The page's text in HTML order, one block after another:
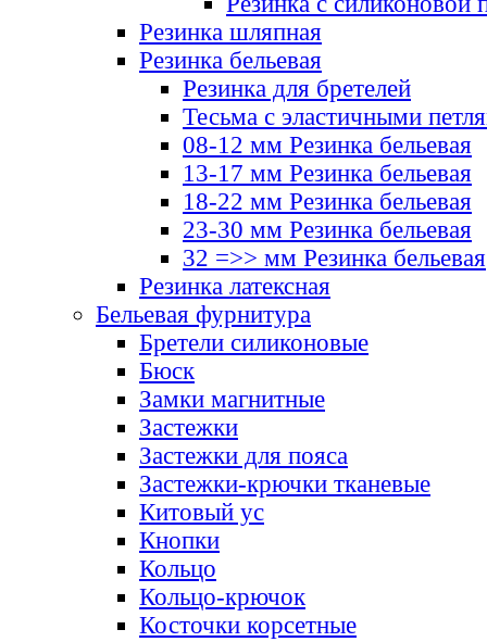
Резинка шляпная
Резинка бельевая
Резинка для бретелей
Тесьма с эластичными
08-12 мм Резинка бельевая
13-17 мм Резинка бельевая
18-22 мм Резинка бельевая
23-30 мм Резинка бельевая
32 =>> мм Резинка бельевая
Резинка латексная
Бельевая фурнитура
Бретели силиконовые
Бюск
Замки магнитные
Застежки
Застежки для пояса
Застежки-крючки тканевые
Китовый ус
Кнопки
Кольцо
Кольцо-крючок
Косточки корсетные